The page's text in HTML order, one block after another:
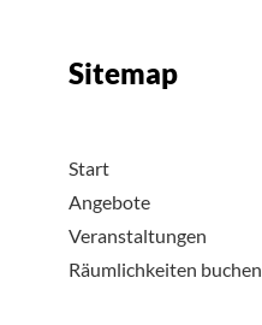
Sitemap
Start
Angebote
Veranstaltungen
Räumlichkeiten buchen